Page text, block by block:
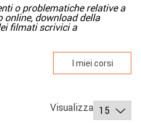
o problematiche relative a
online, download della
filmati scrivici a
I miei corsi
Visualizza